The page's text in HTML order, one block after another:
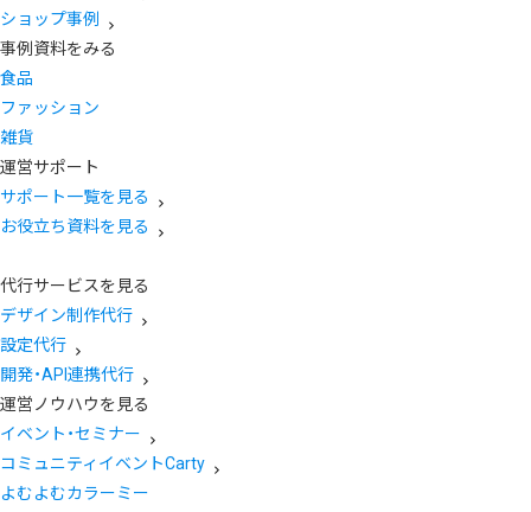
ショップ事例
事例資料をみる
食品
ファッション
雑貨
運営サポート
サポート一覧を見る
お役立ち資料を見る
代行サービスを見る
デザイン制作代行
設定代行
開発・API連携代行
運営ノウハウを見る
イベント・セミナー
コミュニティイベントCarty
よむよむカラーミー